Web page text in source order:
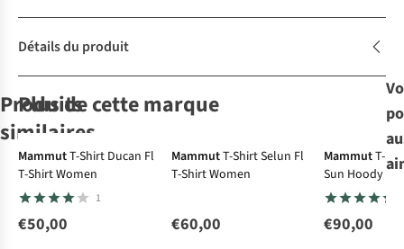
Détails du produit
Produits
similaires
Ultraléger
Jack Wolfskin
Short Prelight
Trail Shorts W
Patagonia
Short W'S
Quandary
Shorts - 7 In.
Royal Robbins
Short W Wilder
Jack Wolfskin
Short Hikeout
Shorts W
Plus de cette marque
MammutT-Shirt Ducan Fl
T-Shirt Women
1
€50,00
MammutT-Shirt Selun Fl
T-Shirt Women
€60,00
MammutT-
Sun Hoody
€90,00